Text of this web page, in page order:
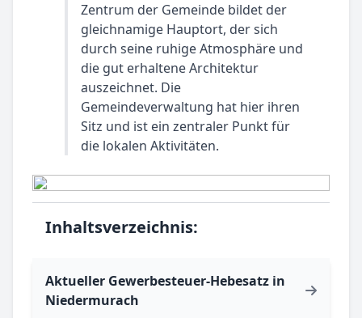
Zentrum der Gemeinde bildet der
gleichnamige Hauptort, der sich
durch seine ruhige Atmosphäre und
die gut erhaltene Architektur
auszeichnet. Die
Gemeindeverwaltung hat hier ihren
Sitz und ist ein zentraler Punkt für
die lokalen Aktivitäten.
Inhaltsverzeichnis:
Aktueller Gewerbesteuer-Hebesatz in
Niedermurach